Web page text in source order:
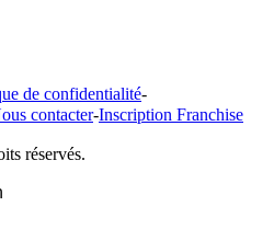
de confidentialité-
contacter-Inscription Franchise
réservés.